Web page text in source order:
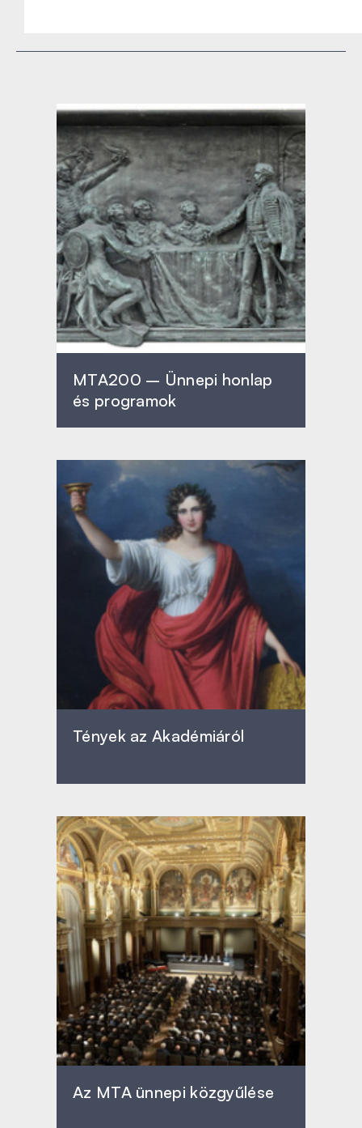
MTA200 – Ünnepi honlap
és programok
Tények az Akadémiáról
Az MTA ünnepi közgyűlése